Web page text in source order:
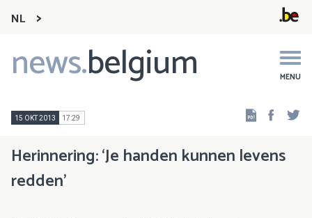
NL
news.belgium MENU
Main
navigation
15 OKT 2013 17:29
Herinnering: ‘Je handen kunnen levens
redden’